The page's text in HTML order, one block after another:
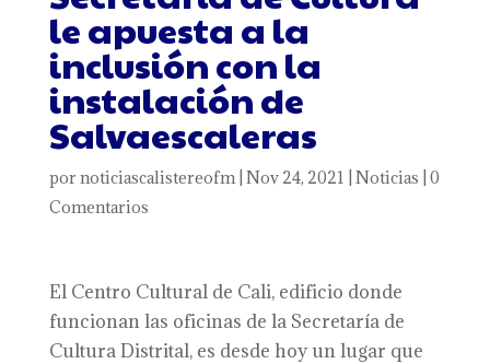
le apuesta a la
inclusión con la
instalación de
Salvaescaleras
por noticiascalistereofm| Nov 24, 2021 Noticias 0
Comentarios
El Centro Cultural de Cali, edificio donde
funcionan las oficinas de la Secretaría de
Cultura Distrital, es desde hoy un lugar que